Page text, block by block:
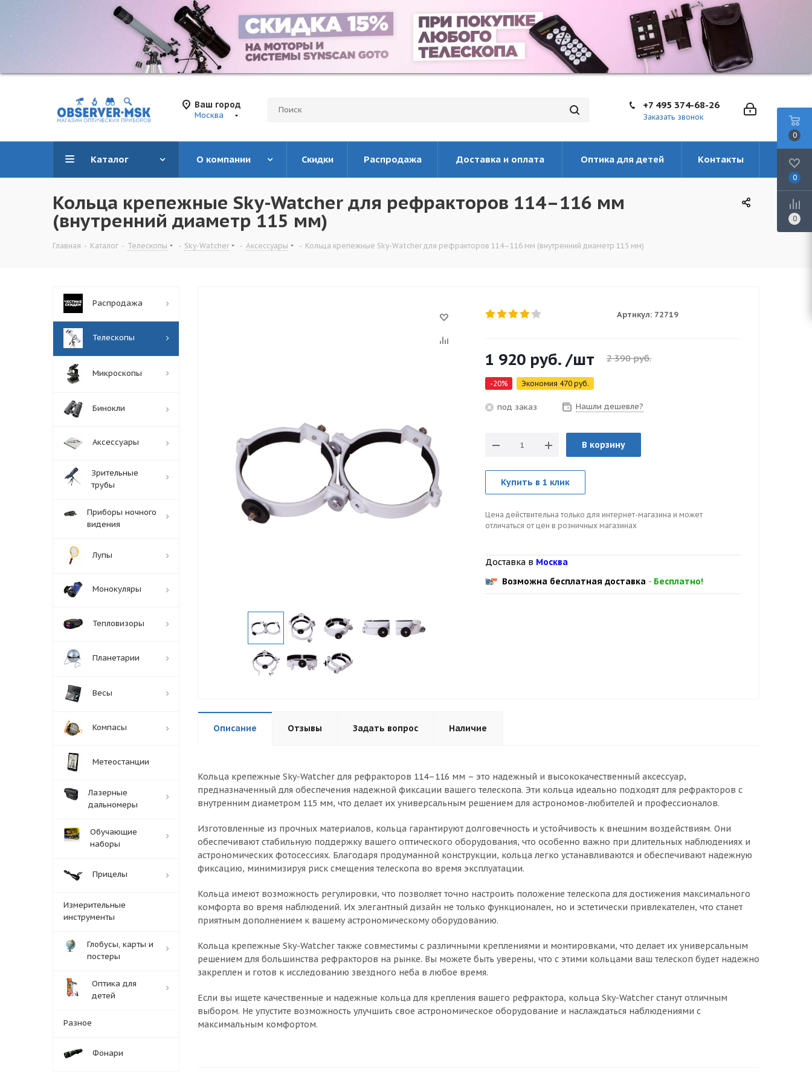
Ваш город
Москва
+7 495 374-68-26
Заказать звонок
Каталог О компании Скидки Распродажа Доставка и оплата Оптика для детей Контакты
Кольца крепежные Sky-Watcher для рефракторов 114–116 мм
(внутренний диаметр 115 мм)
Главная - Каталог - Телескопы - Sky-Watcher - Аксессуары - Кольца крепежные Sky-Watcher для рефракторов 114–116 мм (внутренний диаметр 115 мм)
Артикул: 72719
1 920 руб. /шт 2 390руб.
-20% Экономия 470 руб.
под заказ Нашли дешевле?
В корзину
Купить в 1 клик
Цена действительна только для интернет-магазина и может
отличаться от цен в розничных магазинах
Доставка в Москва
Возможна бесплатная доставка - Бесплатно!
Описание Отзывы Задать вопрос Наличие
Кольца крепежные Sky-Watcher для рефракторов 114–116 мм – это надежный и высококачественный аксессуар,
предназначенный для обеспечения надежной фиксации вашего телескопа. Эти кольца идеально подходят для рефракторов с
внутренним диаметром 115 мм, что делает их универсальным решением для астрономов-любителей и профессионалов.
Изготовленные из прочных материалов, кольца гарантируют долговечность и устойчивость к внешним воздействиям. Они
обеспечивают стабильную поддержку вашего оптического оборудования, что особенно важно при длительных наблюдениях и
астрономических фотосессиях. Благодаря продуманной конструкции, кольца легко устанавливаются и обеспечивают надежную
фиксацию, минимизируя риск смещения телескопа во время эксплуатации.
Кольца имеют возможность регулировки, что позволяет точно настроить положение телескопа для достижения максимального
комфорта во время наблюдений. Их элегантный дизайн не только функционален, но и эстетически привлекателен, что станет
приятным дополнением к вашему астрономическому оборудованию.
Кольца крепежные Sky-Watcher также совместимы с различными креплениями и монтировками, что делает их универсальным
решением для большинства рефракторов на рынке. Вы можете быть уверены, что с этими кольцами ваш телескоп будет надежно
закреплен и готов к исследованию звездного неба в любое время.
Если вы ищете качественные и надежные кольца для крепления вашего рефрактора, кольца Sky-Watcher станут отличным
выбором. Не упустите возможность улучшить свое астрономическое оборудование и наслаждаться наблюдениями с
максимальным комфортом.
Распродажа
Телескопы
Микроскопы
Бинокли
Аксессуары
Зрительные
трубы
Приборы ночного
видения
Лупы
Монокуляры
Тепловизоры
Планетарии
Весы
Компасы
Метеостанции
Лазерные
дальномеры
Обучающие
наборы
Прицелы
Измерительные
инструменты
Глобусы, карты и
постеры
Оптика для
детей
Разное
Фонари
0
0
0